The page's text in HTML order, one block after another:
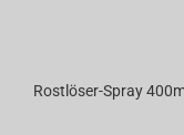
Rostlöser-Spray